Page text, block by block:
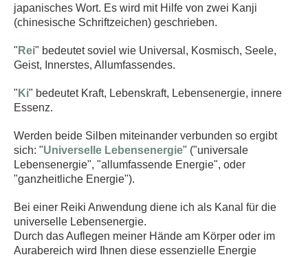
japanisches Wort. Es wird mit Hilfe von zwei Kanji
(chinesische Schriftzeichen) geschrieben.
" Rei" bedeutet soviel wie Universal, Kosmisch, Seele,
Geist, Innerstes, Allumfassendes.
" Ki" bedeutet Kraft, Lebenskraft, Lebensenergie, innere
Essenz.
Werden beide Silben miteinander verbunden so ergibt
sich: "Universelle Lebensenergie" ("universale
Lebensenergie", "allumfassende Energie", oder
"ganzheitliche Energie").
Bei einer Reiki Anwendung diene ich als Kanal für die
universelle Lebensenergie.
Durch das Auflegen meiner Hände am Körper oder im
Aurabereich wird Ihnen diese essenzielle Energie